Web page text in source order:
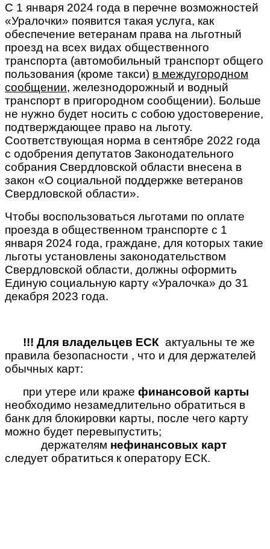
С 1 января 2024 года в перечне возможностей
«Уралочки» появится такая услуга, как
обеспечение ветеранам права на льготный
проезд на всех видах общественного
транспорта (автомобильный транспорт общего
пользования (кроме такси) в междугородном
сообщении, железнодорожный и водный
транспорт в пригородном сообщении). Больше
не нужно будет носить с собою удостоверение,
подтверждающее право на льготу.
Соответствующая норма в сентябре 2022 года
с одобрения депутатов Законодательного
собрания Свердловской области внесена в
закон «О социальной поддержке ветеранов
Свердловской области».
Чтобы воспользоваться льготами по оплате
проезда в общественном транспорте с 1
января 2024 года, граждане, для которых такие
льготы установлены законодательством
Свердловской области, должны оформить
Единую социальную карту «Уралочка» до 31
декабря 2023 года.
!!! Для владельцев ЕСК актуальны те же
правила безопасности , что и для держателей
обычных карт:
при утере или краже финансовой карты
необходимо незамедлительно обратиться в
банк для блокировки карты, после чего карту
можно будет перевыпустить;
держателям нефинансовых карт
следует обратиться к оператору ЕСК.